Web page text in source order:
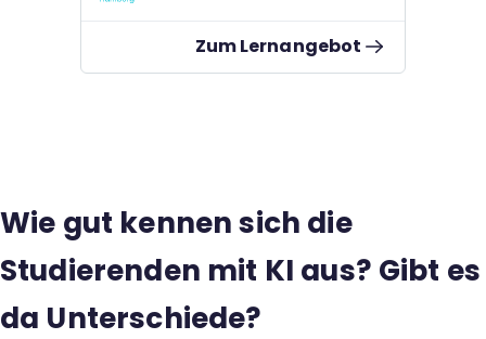
Veränderungen, die KI mit sich bringt,
wirken sich aber auch unmittelbar
Studentinnenund Studenten in
Kooperation mit beruflichen Schulen
Konzepte entwickelt, wie Künstliche
Intelligenz für verschiedene Akteure
zum Vorteil werden kann.
Zum Lernangebot
Wie gut kennen sich die
Studierenden mit KI aus? Gibt es
da Unterschiede?